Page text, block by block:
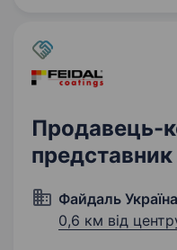
Продавець-
Файдаль
0,6 км від